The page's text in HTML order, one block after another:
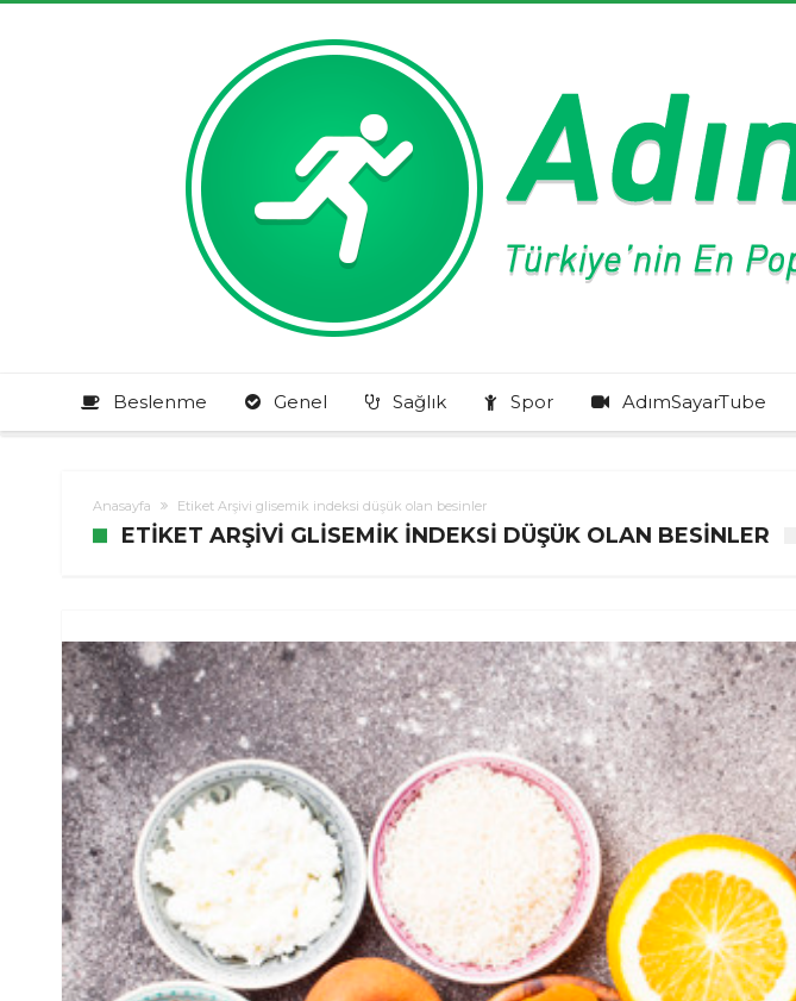
Beslenme Genel Sağlık Spor AdımSayarTube
Anasayfa Etiket Arşivi glisemik indeksi düşük olan besinler
ETIKET ARŞIVI GLISEMIK INDEKSI DÜŞÜK OLAN BESINLER